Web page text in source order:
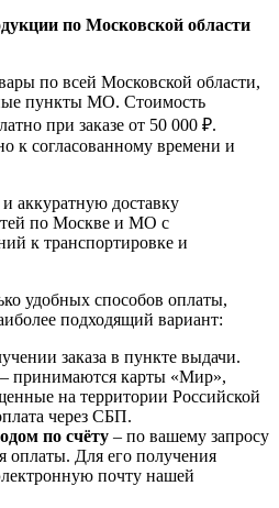
по Московской области
по всей Московской области,
пункты МО. Стоимость
при заказе от 50 000 ₽.
к согласованному времени и
аккуратную доставку
по Москве и МО с
к транспортировке и
удобных способов оплаты,
подходящий вариант:
заказа в пункте выдачи.
– принимаются карты «Мир»,
на территории Российской
через СБП.
по счёту – по вашему запросу
оплаты. Для его получения
почту нашей